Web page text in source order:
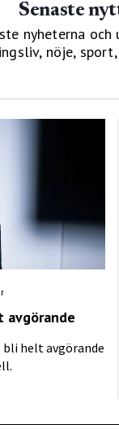
Senaste
nyheterna
nöje,
avgörande
helt avgörande